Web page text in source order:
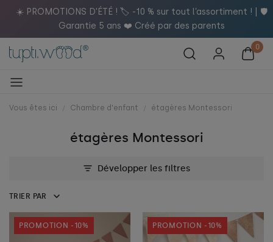
! | 🛡️
Vous êtes ici Chambre d'enfant étagères Montessori
étagères Montessori
Développer les filtres
TRIER PAR
PROMOTION -10% PROMOTION -10%